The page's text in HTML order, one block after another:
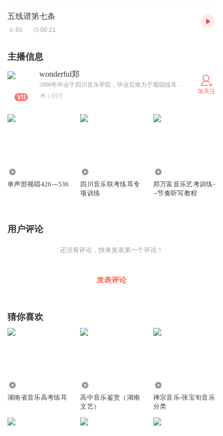
五线谱第七条
83 00:21
主播信息
wonderful郑
2006年毕业于四川音乐学院，毕业后致力于视唱练耳教学，dy379603412，欢迎关注
1.69万
加关注
单声部视唱426---536
四川音乐联考练耳专
项训练
郑万富音乐艺考训练-
--节奏听写教程
用户评论
还没有评论，快来发表第一个评论！
发表评论
猜你喜欢
湖南省音乐高考练耳
高中音乐鉴赏（湖南
文艺）
禅宗音乐-张宝旬音乐
分类